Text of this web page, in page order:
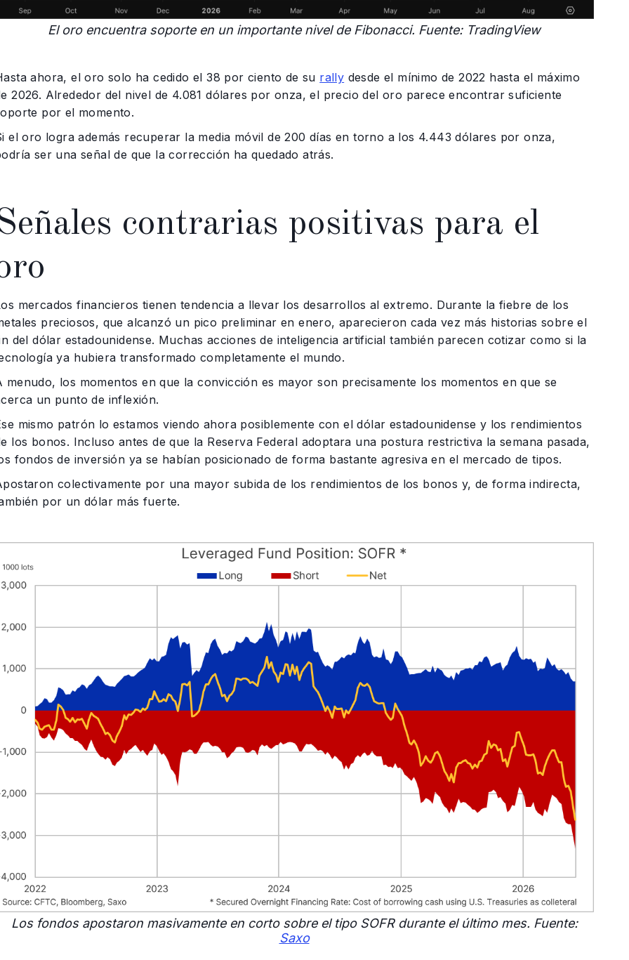
El oro encuentra soporte en un importante nivel de Fibonacci. Fuente: TradingView
ahora, el oro solo ha cedido el 38 por ciento de su rally desde el mínimo de 2022 hasta el máximo
2026. Alrededor del nivel de 4.081 dólares por onza, el precio del oro parece encontrar suficiente
por el momento.
el oro logra además recuperar la media móvil de 200 días en torno a los 4.443 dólares por onza,
ser una señal de que la corrección ha quedado atrás.
contrarias positivas para el
mercados financieros tienen tendencia a llevar los desarrollos al extremo. Durante la fiebre de los
preciosos, que alcanzó un pico preliminar en enero, aparecieron cada vez más historias sobre el
del dólar estadounidense. Muchas acciones de inteligencia artificial también parecen cotizar como si la
ya hubiera transformado completamente el mundo.
menudo, los momentos en que la convicción es mayor son precisamente los momentos en que se
un punto de inflexión.
mismo patrón lo estamos viendo ahora posiblemente con el dólar estadounidense y los rendimientos
los bonos. Incluso antes de que la Reserva Federal adoptara una postura restrictiva la semana pasada,
fondos de inversión ya se habían posicionado de forma bastante agresiva en el mercado de tipos.
colectivamente por una mayor subida de los rendimientos de los bonos y, de forma indirecta,
por un dólar más fuerte.
Los fondos apostaron masivamente en corto sobre el tipo SOFR durante el último mes. Fuente:
Saxo